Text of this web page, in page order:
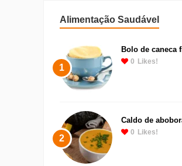
Alimentação Saudável
1
Bolo de caneca
0 Likes!
2
Caldo de
0 Likes!